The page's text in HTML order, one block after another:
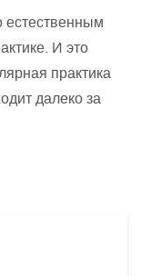
естественным
И это
практика
далеко за